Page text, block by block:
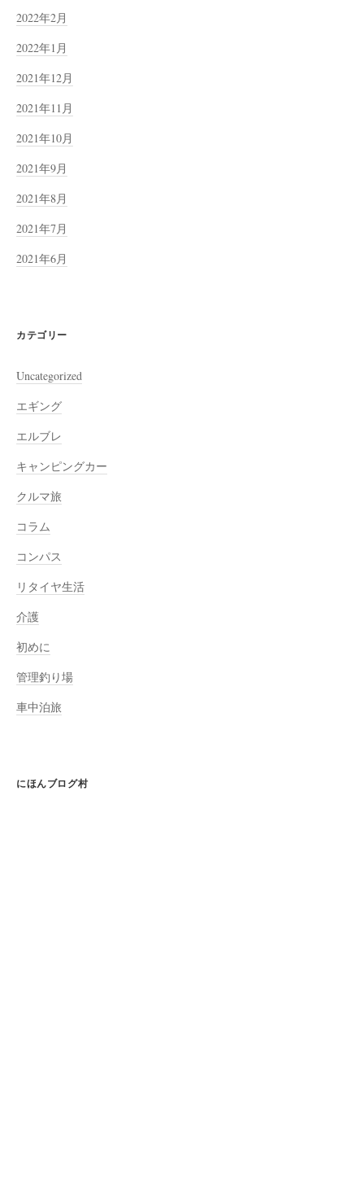
2022年2月
2022年1月
2021年12月
2021年11月
2021年10月
2021年9月
2021年8月
2021年7月
2021年6月
カテゴリー
Uncategorized
エギング
エルブレ
キャンピングカー
クルマ旅
コラム
コンパス
リタイヤ生活
介護
初めに
管理釣り場
車中泊旅
にほんブログ村